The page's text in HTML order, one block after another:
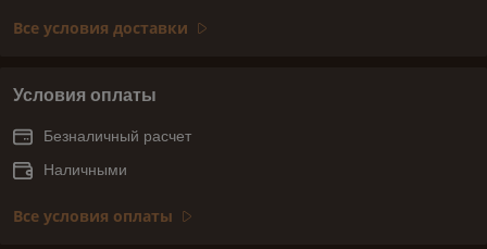
Все условия доставки
Условия оплаты
Безналичный расчет
Наличными
Все условия оплаты